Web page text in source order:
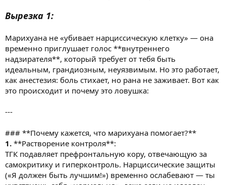
Вырезка 1:
Марихуана не «убивает нарциссическую клетку» — она
временно приглушает голос **внутреннего
надзирателя**, который требует от тебя быть
идеальным, грандиозным, неуязвимым. Но это работает,
как анестезия: боль стихает, но рана не заживает. Вот как
это происходит и почему это ловушка:
---
### **Почему кажется, что марихуана помогает?**
1. **Растворение контроля**:
ТГК подавляет префронтальную кору, отвечающую за
самокритику и гиперконтроль. Нарциссические защиты
(«Я должен быть лучшим!») временно ослабевают — ты